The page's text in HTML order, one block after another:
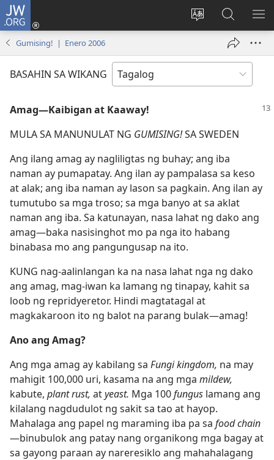
JW.ORG
Baguhin
ng
Mag-
log
bubukas
sa
JW.ORG
Gumising! | Enero 2006
BASAHIN SA WIKANG
Amag​—Kaibigan at Kaaway!
MULA SA MANUNULAT NG GUMISING!SA SWEDEN
Ang ilang amag ay nagliligtas ng buhay; ang iba
naman ay pumapatay. Ang ilan ay pampalasa sa keso
at alak; ang iba naman ay lason sa pagkain. Ang ilan ay
tumutubo sa mga troso; sa mga banyo at sa aklat
naman ang iba. Sa katunayan, nasa lahat ng dako ang
amag​—baka nasisinghot mo pa nga ito habang
binabasa mo ang pangungusap na ito.
KUNG nag-aalinlangan ka na nasa lahat nga ng dako
ang amag, mag-iwan ka lamang ng tinapay, kahit sa
loob ng repridyeretor. Hindi magtatagal at
magkakaroon ito ng balot na parang bulak​—amag!
Ano ang Amag?
Ang mga amag ay kabilang sa Fungi kingdom, na may
mahigit 100,000 uri, kasama na ang mga mildew,
kabute, plant rust, atyeast. Mga 100fungus lamang ang
kilalang nagdudulot ng sakit sa tao at hayop.
Mahalaga ang papel ng maraming iba pa sa food chain​
—binubulok ang patay nang organikong mga bagay at
sa gayong paraan ay nareresiklo ang mahahalagang